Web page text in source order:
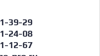
39-29
24-08
12-67